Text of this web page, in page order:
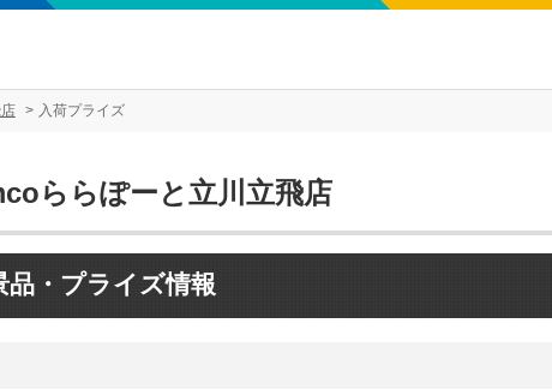
入荷プライズ
ららぽーと立川立飛店
品・プライズ情報